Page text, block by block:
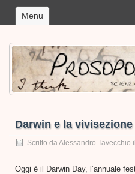
Menu
Darwin e la vivisezione
Scritto da Alessandro Tavecchio
Oggi è il Darwin Day, l’annuale